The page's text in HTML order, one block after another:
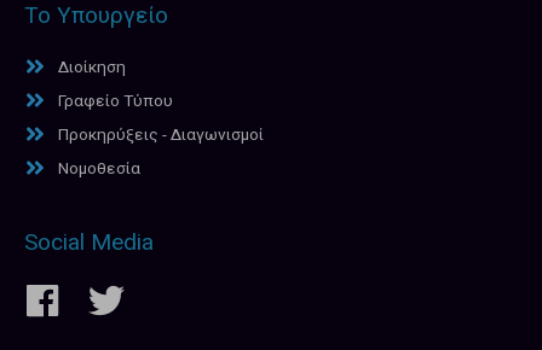
Το Υπουργείο
Διοίκηση
Γραφείο Τύπου
Προκηρύξεις - Διαγωνισμοί
Νομοθεσία
Social Media